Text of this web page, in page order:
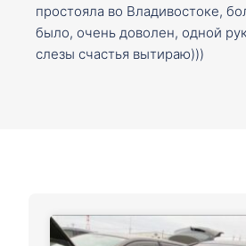
простояла во Владивостоке,
было, очень доволен, одной
слезы счастья вытираю)))